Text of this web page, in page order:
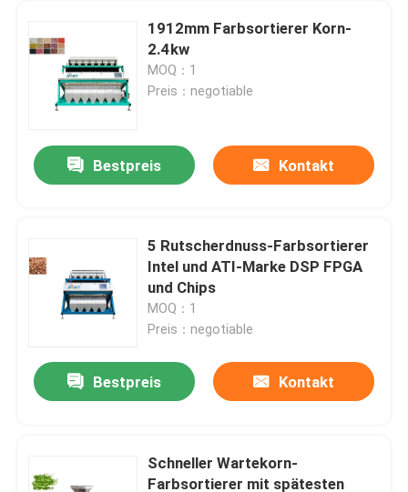
1912mm Farbsortierer Korn-
2.4kw
MOQ：1
Preis：negotiable
Bestpreis Kontakt
5 Rutscherdnuss-Farbsortierer
Intel und ATI-Marke DSP FPGA
und Chips
MOQ：1
Preis：negotiable
Bestpreis Kontakt
Schneller Wartekorn-
Farbsortierer mit spätesten